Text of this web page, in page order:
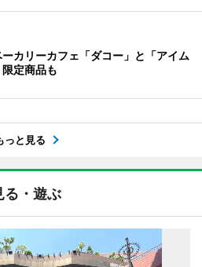
カリーカフェ「ダコー」と「アイム
定商品も
っと見る
る・遊ぶ